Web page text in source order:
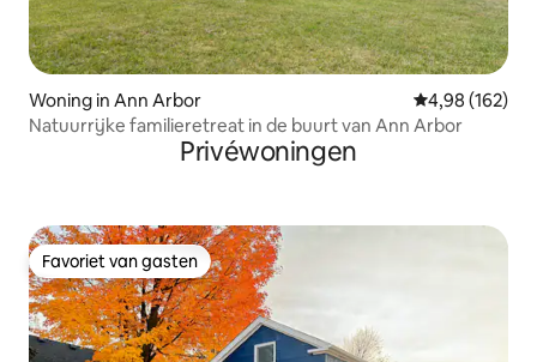
Woning in Ann Arbor Gemiddelde
4,98 (162)
Natuurrijke familieretreat in de buurt van Ann Arbor
Privéwoningen
Favoriet van gasten
Favoriet van gasten